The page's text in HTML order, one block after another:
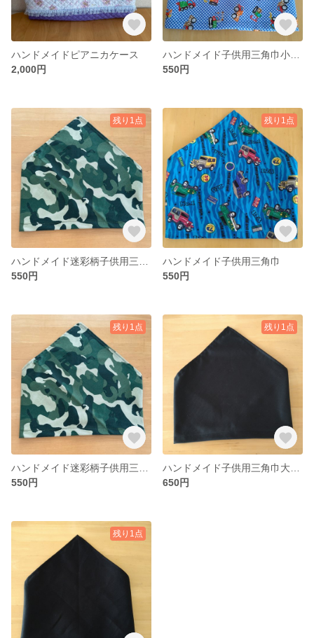
ハンドメイドピアニカケース
2,000円
550円
残り1点
550円
残り1点
ハンドメイド子供用三角巾
550円
残り1点
550円
残り1点
650円
残り1点